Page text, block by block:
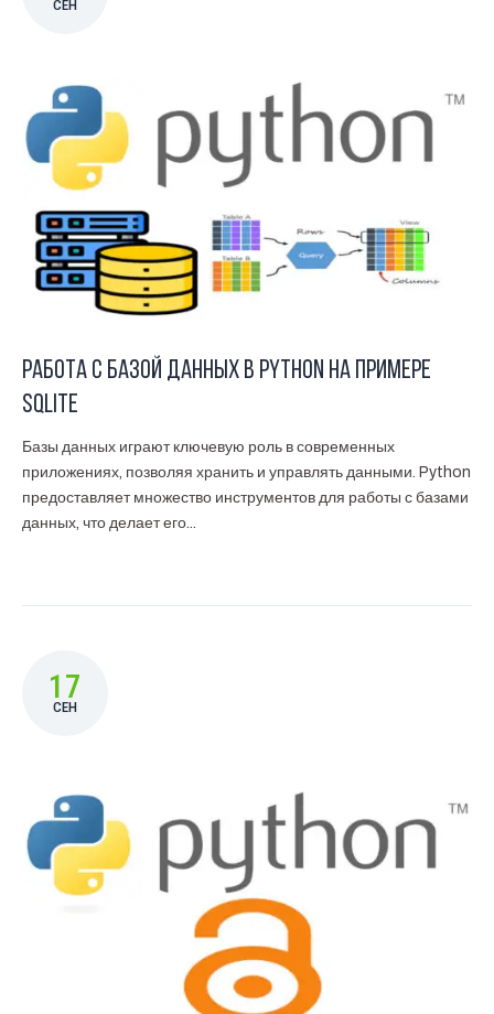
СЕН
Работа с базой данных в Python на примере
SQLite
Базы данных играют ключевую роль в современных
приложениях, позволяя хранить и управлять данными. Python
предоставляет множество инструментов для работы с базами
данных, что делает его...
17
СЕН